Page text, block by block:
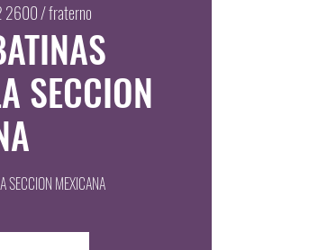
2600 / fraterno
SECCION
SECCION MEXICANA